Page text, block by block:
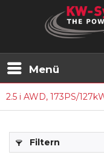
Menü
2.5 i AWD, 173PS/
Filtern